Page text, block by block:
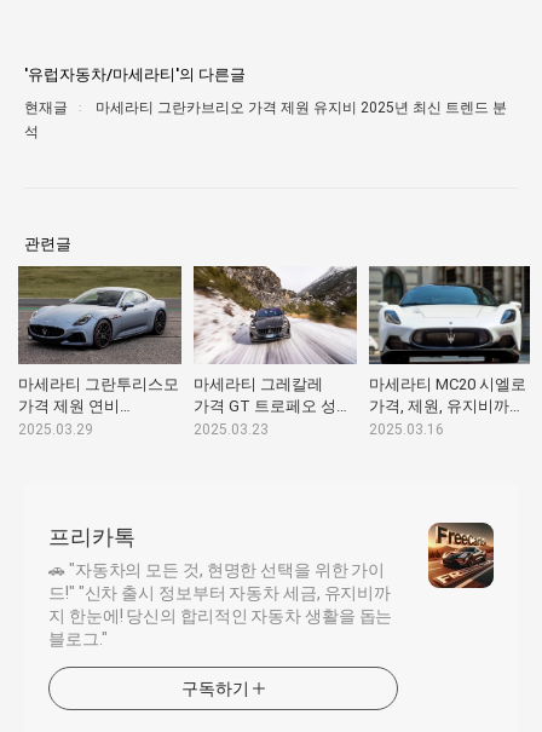
'유럽자동차/마세라티'의 다른글
현재글
마세라티 그란카브리오 가격 제원 유지비 2025년 최신 트렌드 분
석
관련글
마세라티 그란투리스모
가격 제원 연비
럭셔리와 퍼포먼스의
2025.03.29
마세라티 그레칼레
가격 GT 트로페오 성능
제원 유지비 차이 SUV
2025.03.23
마세라티 MC20 시엘로
가격, 제원, 유지비까지
낱낱이 확인해보세요
2025.03.16
프리카톡
🚗 "자동차의 모든 것, 현명한 선택을 위한 가이
드!" "신차 출시 정보부터 자동차 세금, 유지비까
지 한눈에! 당신의 합리적인 자동차 생활을 돕는
블로그."
구독하기